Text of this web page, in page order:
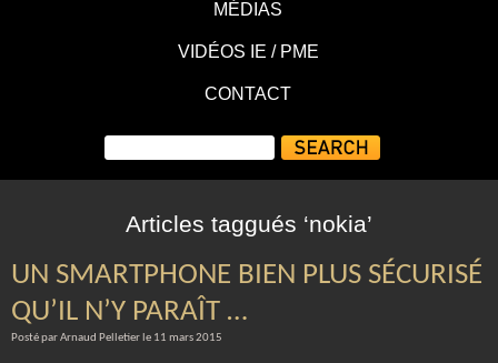
MÉDIAS
VIDÉOS IE / PME
CONTACT
Articles taggués ‘nokia’
UN SMARTPHONE BIEN PLUS SÉCURISÉ
QU’IL N’Y PARAÎT …
Posté par Arnaud Pelletier le 11 mars 2015